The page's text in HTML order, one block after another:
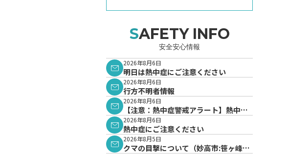
SAFETY INFO
安全安心情報
2026年8月6日
明日は熱中症にご注意ください
2026年8月6日
行方不明者情報
2026年8月6日
【注意：熱中症警戒アラート】熱中症
警戒アラートが発表されています。
2026年8月6日
熱中症にご注意ください
2026年8月5日
クマの目撃について（妙高市:笹ヶ峰地